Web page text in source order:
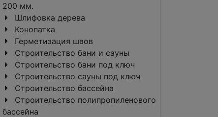
200 мм.
Шлифовка дерева
Конопатка
Герметизация швов
Строительство бани и сауны
Строительство бани под ключ
Строительство сауны под ключ
Строительство бассейна
Строительство полипропиленового
бассейна